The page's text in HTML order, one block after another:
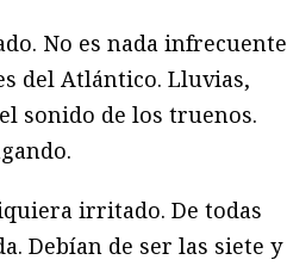
No es nada infrecuente
del Atlántico. Lluvias,
sonido de los truenos.
irritado. De todas
Debían de ser las siete y